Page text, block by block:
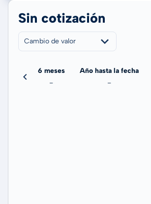
Sin cotización
Cambio de valor
6 meses
-
Año hasta la fecha
-